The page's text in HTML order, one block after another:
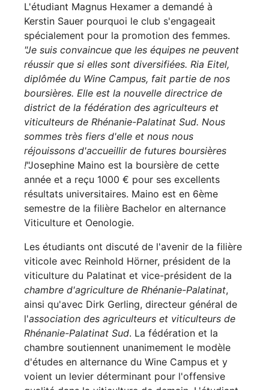
L'étudiant Magnus Hexamer a demandé à
Kerstin Sauer pourquoi le club s'engageait
spécialement pour la promotion des femmes.
"Je suis convaincue que les équipes ne peuvent
réussir que si elles sont diversifiées. Ria Eitel,
diplômée du Wine Campus, fait partie de nos
boursières. Elle est la nouvelle directrice de
district de la fédération des agriculteurs et
viticulteurs de Rhénanie-Palatinat Sud. Nous
sommes très fiers d'elle et nous nous
réjouissons d'accueillir de futures boursières
!"Josephine Maino est la boursière de cette
année et a reçu 1000 € pour ses excellents
résultats universitaires. Maino est en 6ème
semestre de la filière Bachelor en alternance
Viticulture et Oenologie.
Les étudiants ont discuté de l'avenir de la filière
viticole avec Reinhold Hörner, président de la
viticulture du Palatinat et vice-président de la
chambre d'agriculture de Rhénanie-Palatinat,
ainsi qu'avec Dirk Gerling, directeur général de
l'association des agriculteurs et viticulteurs de
Rhénanie-Palatinat Sud. La fédération et la
chambre soutiennent unanimement le modèle
d'études en alternance du Wine Campus et y
voient un levier déterminant pour l'offensive